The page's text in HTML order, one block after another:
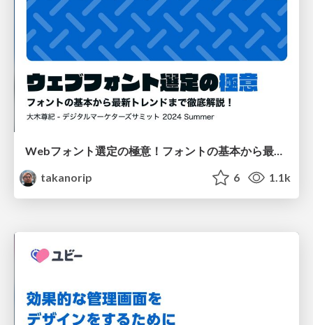
Webフォント選定の極意！フォントの基本から最新トレンドまで徹底解説
takanorip
6 1.1k